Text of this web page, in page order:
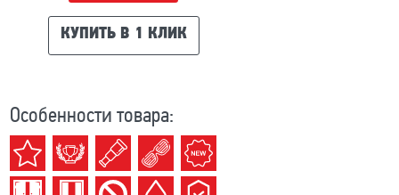
КУПИТЬ В 1 КЛИК
Особенности товара: